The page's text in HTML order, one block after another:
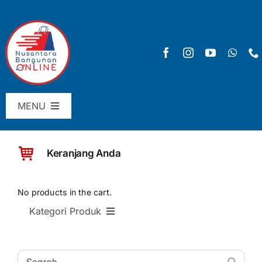
content
MENU
Menu Utama
Pricelist
SHOP
Checkout
Keranjang Anda
No products in the cart.
Kategori Produk